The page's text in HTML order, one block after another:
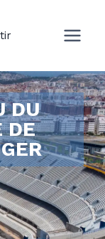
DU
DE